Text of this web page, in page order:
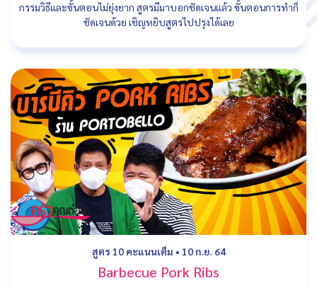
กรรมวิธีและขั้นตอนไม่ยุ่งยาก สูตรมีมาบอกชัดเจนแล้ว ขั้นตอนการทำก็
ชัดเจนด้วย เชิญหยิบสูตรไปปรุงได้เลย
สูตร 10 คะแนนเต็ม • 10 ก.ย. 64
Barbecue Pork Ribs